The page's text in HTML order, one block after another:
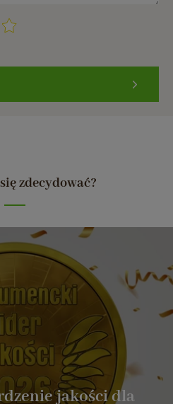
zdecydować?
jakości dla